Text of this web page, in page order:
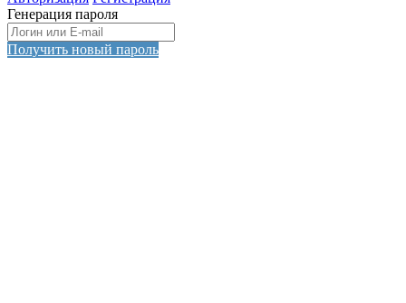
Генерация пароля
Получить новый пароль